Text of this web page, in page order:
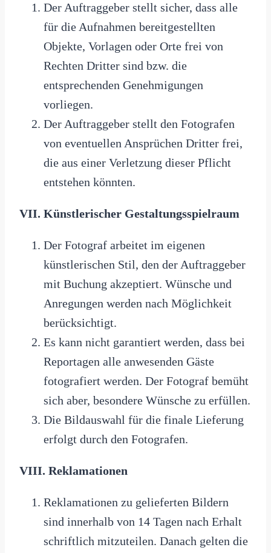
Der Auftraggeber stellt sicher, dass alle
für die Aufnahmen bereitgestellten
Objekte, Vorlagen oder Orte frei von
Rechten Dritter sind bzw. die
entsprechenden Genehmigungen
vorliegen.
Der Auftraggeber stellt den Fotografen
von eventuellen Ansprüchen Dritter frei,
die aus einer Verletzung dieser Pflicht
entstehen könnten.
VII. Künstlerischer Gestaltungsspielraum
Der Fotograf arbeitet im eigenen
künstlerischen Stil, den der Auftraggeber
mit Buchung akzeptiert. Wünsche und
Anregungen werden nach Möglichkeit
berücksichtigt.
Es kann nicht garantiert werden, dass bei
Reportagen alle anwesenden Gäste
fotografiert werden. Der Fotograf bemüht
sich aber, besondere Wünsche zu erfüllen.
Die Bildauswahl für die finale Lieferung
erfolgt durch den Fotografen.
VIII. Reklamationen
Reklamationen zu gelieferten Bildern
sind innerhalb von 14 Tagen nach Erhalt
schriftlich mitzuteilen. Danach gelten die